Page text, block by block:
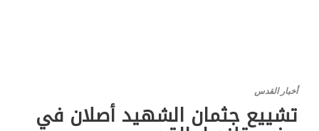
أخبار القدس
تشييع جثمان الشهيد أصلان في